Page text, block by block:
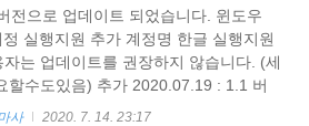
전으로 업데이트 되었습니다. 윈도우
실행지원 추가 계정명 한글 실행지원
는 업데이트를 권장하지 않습니다. (세
할수도있음) 추가 2020.07.19 : 1.1 버
니다. 계정명에 한글이 들어있는지 체크
사 2020. 7. 14. 23:17